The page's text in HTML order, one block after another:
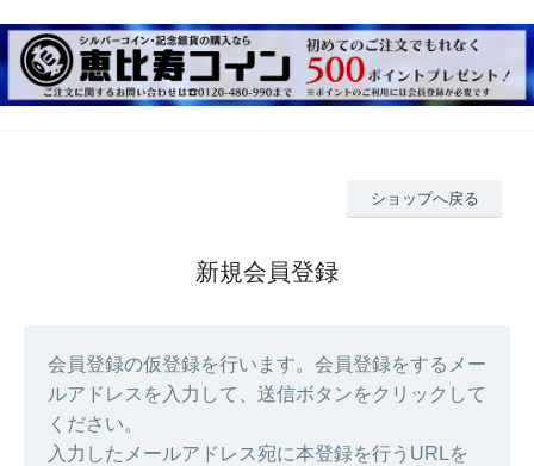
ショップへ戻る
新規会員登録
会員登録の仮登録を行います。会員登録をするメー
ルアドレスを入力して、送信ボタンをクリックして
ください。
入力したメールアドレス宛に本登録を行うURLを